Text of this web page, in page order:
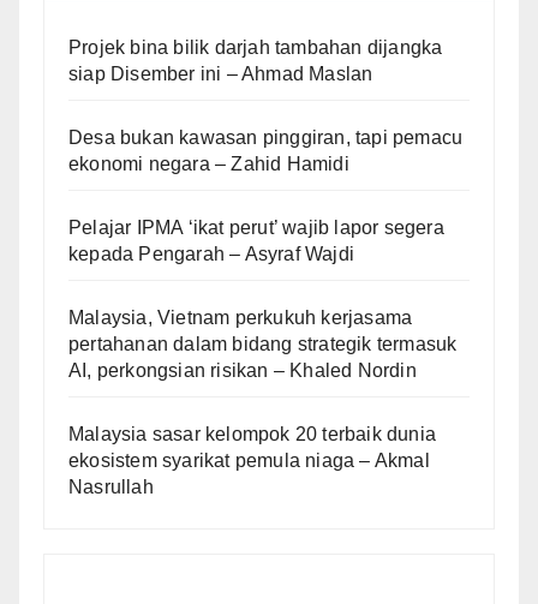
Projek bina bilik darjah tambahan dijangka
siap Disember ini – Ahmad Maslan
Desa bukan kawasan pinggiran, tapi pemacu
ekonomi negara – Zahid Hamidi
Pelajar IPMA ‘ikat perut’ wajib lapor segera
kepada Pengarah – Asyraf Wajdi
Malaysia, Vietnam perkukuh kerjasama
pertahanan dalam bidang strategik termasuk
AI, perkongsian risikan – Khaled Nordin
Malaysia sasar kelompok 20 terbaik dunia
ekosistem syarikat pemula niaga – Akmal
Nasrullah